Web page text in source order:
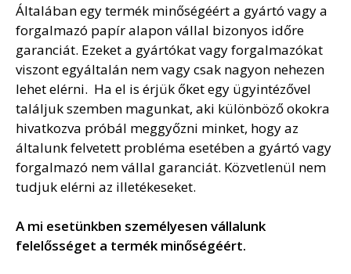
Általában egy termék minőségéért a gyártó vagy a
forgalmazó papír alapon vállal bizonyos időre
garanciát. Ezeket a gyártókat vagy forgalmazókat
viszont egyáltalán nem vagy csak nagyon nehezen
lehet elérni. Ha el is érjük őket egy ügyintézővel
találjuk szemben magunkat, aki különböző okokra
hivatkozva próbál meggyőzni minket, hogy az
általunk felvetett probléma esetében a gyártó vagy
forgalmazó nem vállal garanciát. Közvetlenül nem
tudjuk elérni az illetékeseket.
A mi esetünkben személyesen vállalunk
felelősséget a termék minőségéért.